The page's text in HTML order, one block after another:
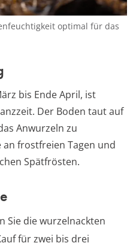
optimal für das
bis Ende April, ist
Der Boden taut auf
Anwurzeln zu
frostfreien Tagen und
Spätfrösten.
Sie die wurzelnackten
für zwei bis drei